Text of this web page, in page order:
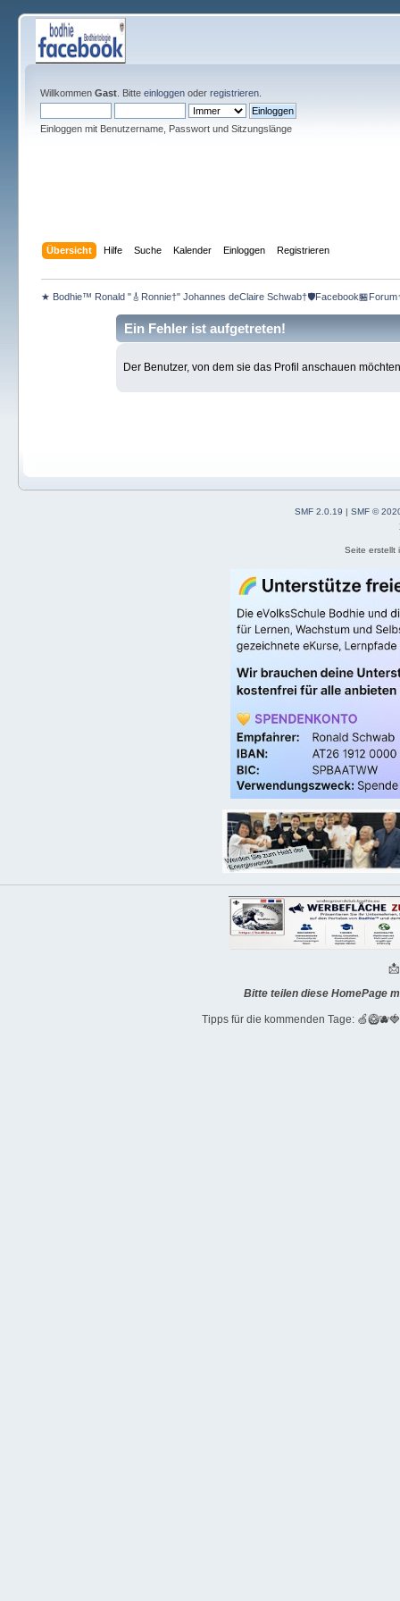
Willkommen Gast. Bitte einloggenoder registrieren.
Einloggen mit Benutzername, Passwort und Sitzungslänge
Übersicht Hilfe Suche Kalender Einloggen Registrieren
★ Bodhie™ Ronald "🎸Ronnie†" Johannes deClaire
Ein Fehler ist aufgetreten!
Der Benutzer, von dem sie das Profil anschauen
SMF 2.0.19 |SMF ©
Seite erstellt
Bitte teilen diese HomePage
Tipps für die kommenden Tage: